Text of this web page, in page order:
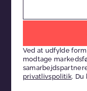
dette
felt
tomt
Ved at udfylde
modtage
privatlivspolitik. Du